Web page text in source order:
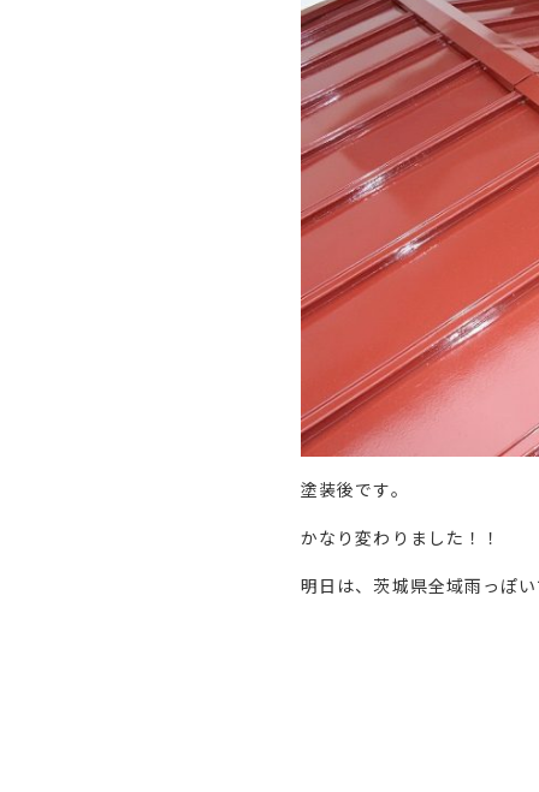
塗装後です。
かなり変わりました！！
明日は、茨城県全域雨っぽ